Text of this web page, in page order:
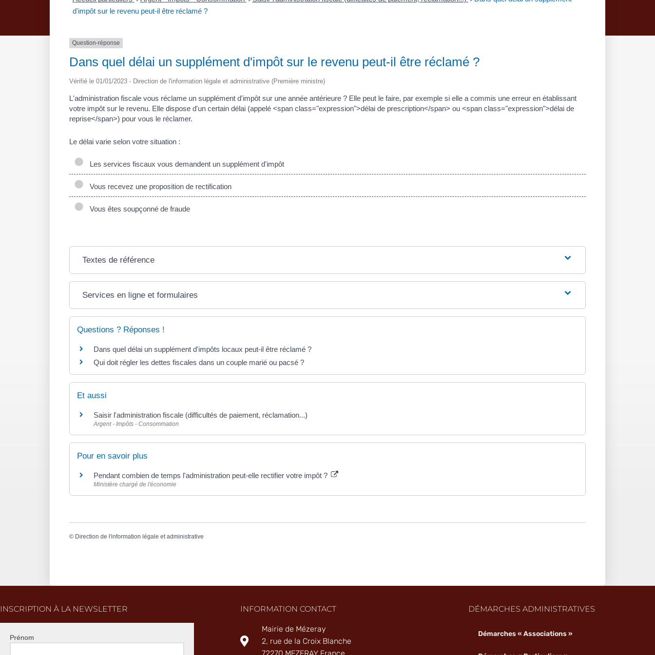
d'impôt sur le revenu peut-il être réclamé ?
Question-réponse
Dans quel délai un supplément d'impôt sur le revenu peut-il être réclamé ?
Vérifié le 01/01/2023 - Direction de l'information légale et administrative (Première ministre)
L'administration fiscale vous réclame un supplément d'impôt sur une année antérieure ? Elle peut le faire, par exemple si elle a commis une erreur en établissant
votre impôt sur le revenu. Elle dispose d'un certain délai (appelé <span class="expression">délai de prescription</span> ou <span class="expression">délai de
reprise</span>) pour vous le réclamer.
Le délai varie selon votre situation :
Les services fiscaux vous demandent un supplément d'impôt
Vous recevez une proposition de rectification
Vous êtes soupçonné de fraude
Textes de référence
Services en ligne et formulaires
Questions ? Réponses !
Dans quel délai un supplément d'impôts locaux peut-il être réclamé ?
Qui doit régler les dettes fiscales dans un couple marié ou pacsé ?
Et aussi
Saisir l'administration fiscale (difficultés de paiement, réclamation...)
Argent - Impôts - Consommation
Pour en savoir plus
Pendant combien de temps l'administration peut-elle rectifier votre impôt ?
Ministère chargé de l'économie
© Direction de l'information légale et administrative
INSCRIPTION À LA NEWSLETTER
Prénom
INFORMATION CONTACT
Mairie de Mézeray
2, rue de la Croix Blanche
DÉMARCHES ADMINISTRATIVES
Démarches « Associations »